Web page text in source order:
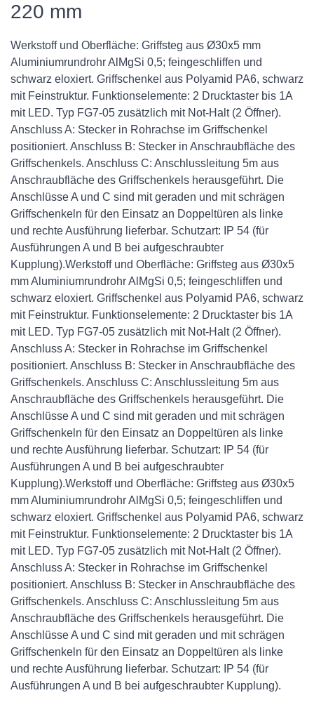
220 mm
Werkstoff und Oberfläche: Griffsteg aus Ø30x5 mm
Aluminiumrundrohr AlMgSi 0,5; feingeschliffen und
schwarz eloxiert. Griffschenkel aus Polyamid PA6, schwarz
mit Feinstruktur. Funktionselemente: 2 Drucktaster bis 1A
mit LED. Typ FG7-05 zusätzlich mit Not-Halt (2 Öffner).
Anschluss A: Stecker in Rohrachse im Griffschenkel
positioniert. Anschluss B: Stecker in Anschraubfläche des
Griffschenkels. Anschluss C: Anschlussleitung 5m aus
Anschraubfläche des Griffschenkels herausgeführt. Die
Anschlüsse A und C sind mit geraden und mit schrägen
Griffschenkeln für den Einsatz an Doppeltüren als linke
und rechte Ausführung lieferbar. Schutzart: IP 54 (für
Ausführungen A und B bei aufgeschraubter
Kupplung).Werkstoff und Oberfläche: Griffsteg aus Ø30x5
mm Aluminiumrundrohr AlMgSi 0,5; feingeschliffen und
schwarz eloxiert. Griffschenkel aus Polyamid PA6, schwarz
mit Feinstruktur. Funktionselemente: 2 Drucktaster bis 1A
mit LED. Typ FG7-05 zusätzlich mit Not-Halt (2 Öffner).
Anschluss A: Stecker in Rohrachse im Griffschenkel
positioniert. Anschluss B: Stecker in Anschraubfläche des
Griffschenkels. Anschluss C: Anschlussleitung 5m aus
Anschraubfläche des Griffschenkels herausgeführt. Die
Anschlüsse A und C sind mit geraden und mit schrägen
Griffschenkeln für den Einsatz an Doppeltüren als linke
und rechte Ausführung lieferbar. Schutzart: IP 54 (für
Ausführungen A und B bei aufgeschraubter
Kupplung).Werkstoff und Oberfläche: Griffsteg aus Ø30x5
mm Aluminiumrundrohr AlMgSi 0,5; feingeschliffen und
schwarz eloxiert. Griffschenkel aus Polyamid PA6, schwarz
mit Feinstruktur. Funktionselemente: 2 Drucktaster bis 1A
mit LED. Typ FG7-05 zusätzlich mit Not-Halt (2 Öffner).
Anschluss A: Stecker in Rohrachse im Griffschenkel
positioniert. Anschluss B: Stecker in Anschraubfläche des
Griffschenkels. Anschluss C: Anschlussleitung 5m aus
Anschraubfläche des Griffschenkels herausgeführt. Die
Anschlüsse A und C sind mit geraden und mit schrägen
Griffschenkeln für den Einsatz an Doppeltüren als linke
und rechte Ausführung lieferbar. Schutzart: IP 54 (für
Ausführungen A und B bei aufgeschraubter Kupplung).